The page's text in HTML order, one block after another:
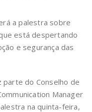
a palestra sobre
está despertando
e segurança das
parte do Conselho de
Manager
na quinta-feira,